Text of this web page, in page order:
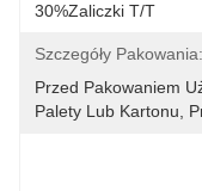
30%zaliczki T/t
Szczegóły Pakowania:
Przed Pakowaniem
Palety Lub Kartonu,